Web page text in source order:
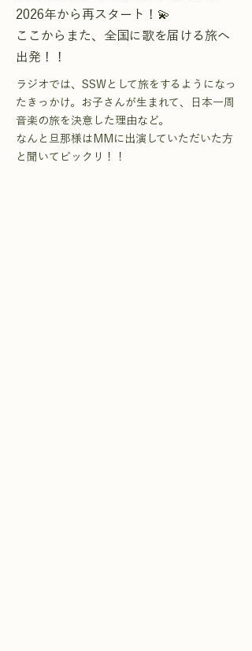
2026年から再スタート！💫
ここからまた、全国に歌を届ける旅へ
出発！！
ラジオでは、SSWとして旅をするようになっ
たきっかけ。お子さんが生まれて、日本一周
音楽の旅を決意した理由など。
なんと旦那様はMMに出演していただいた方
と聞いてビックリ！！